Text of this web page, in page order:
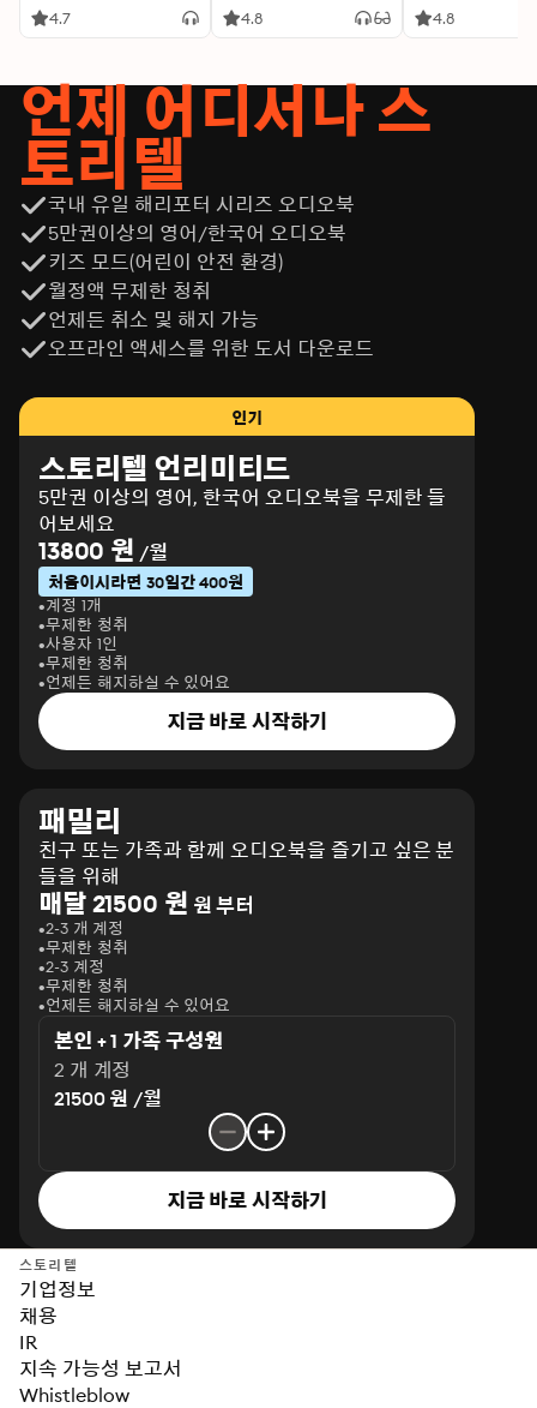
4.7 4.8 4.8
언제 어디서나 스
토리텔
국내 유일 해리포터 시리즈 오디오북
5만권이상의 영어/한국어 오디오북
키즈 모드(어린이 안전 환경)
월정액 무제한 청취
언제든 취소 및 해지 가능
오프라인 액세스를 위한 도서 다운로드
인기
스토리텔 언리미티드
5만권 이상의 영어, 한국어 오디오북을 무제한 들
어보세요
13800 원 /월
처음이시라면 30일간 400원
계정 1개
무제한 청취
사용자 1인
무제한 청취
언제든 해지하실 수 있어요
지금 바로 시작하기
패밀리
친구 또는 가족과 함께 오디오북을 즐기고 싶은 분
들을 위해
매달 21500 원 원 부터
2-3 개 계정
무제한 청취
2-3 계정
무제한 청취
언제든 해지하실 수 있어요
본인 + 1 가족 구성원
2 개 계정
21500 원 /월
지금 바로 시작하기
스토리텔
기업정보
채용
IR
지속 가능성 보고서
Whistleblow